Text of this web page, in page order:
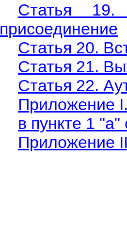
Статья 19.
присоединение
Статья 20.
Статья 21.
Статья 22.
Приложение
в пункте 1 "a"
Приложение